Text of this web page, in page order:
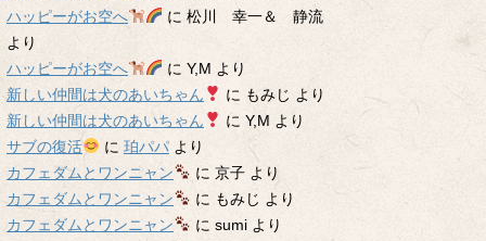
ハッピーがお空へ
に 松川 幸一＆ 静流
より
ハッピーがお空へ
に Y,M より
新しい仲間は犬のあいちゃん
に もみじ より
新しい仲間は犬のあいちゃん
に Y,M より
サブの復活
に 珀パパより
カフェダムとワンニャン
に 京子より
カフェダムとワンニャン
に もみじ より
カフェダムとワンニャン
に sumiより